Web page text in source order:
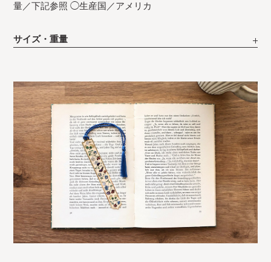
量／下記参照 ◯生産国／アメリカ
サイズ・重量